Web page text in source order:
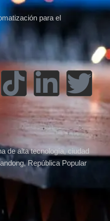
para el
de alta tecnología, ciudad
República Popular